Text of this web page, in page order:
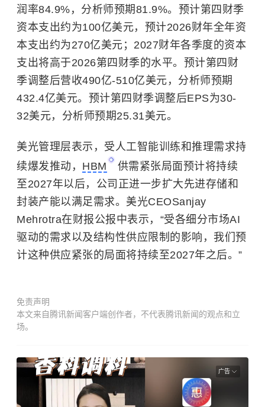
润率84.9%，分析师预期81.9%。预计第四财季
资本支出约为100亿美元，预计2026财年全年资
本支出约为270亿美元；2027财年各季度的资本
支出将高于2026第四财季的水平。预计第四财
季调整后营收490亿-510亿美元，分析师预期
432.4亿美元。预计第四财季调整后EPS为30-
32美元，分析师预期25.31美元。
美光管理层表示，受人工智能训练和推理需求持
续爆发推动， HBM
供需紧张局面预计将持续
至2027年以后，公司正进一步扩大先进存储和
封装产能以满足需求。美光CEOSanjay
Mehrotra在财报公报中表示，“受各细分市场AI
驱动的需求以及结构性供应限制的影响，我们预
计这种供应紧张的局面将持续至2027年之后。”
免责声明
本文来自腾讯新闻客户端创作者，不代表腾讯新闻的观点和立
场。
广告